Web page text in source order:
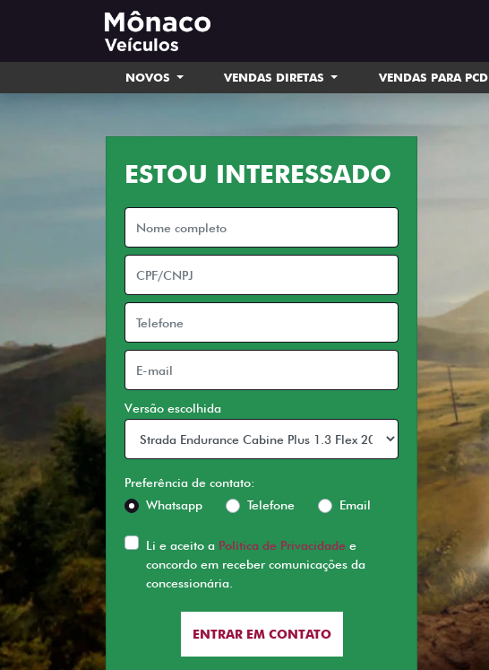
NOVOS VENDAS DIRETAS VENDAS PARA PCD
ESTOU INTERESSADO
Versão escolhida
Preferência de contato:
Whatsapp
Telefone Email
Li e aceito a Política de Privacidade e
concordo em receber comunicações da
concessionária.
ENTRAR EM CONTATO